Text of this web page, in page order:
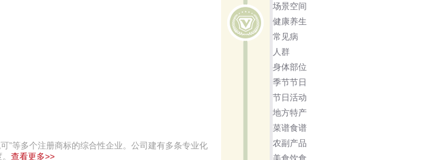
”等多个注册商标的综合性企业。公司建有多条专业化
查看更多>>
场景空间
健康养生
常见病
人群
身体部位
季节节日
节日活动
地方特产
菜谱食谱
农副产品
美食饮食